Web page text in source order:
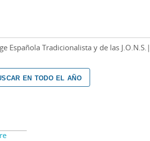
Española Tradicionalista y de las J.O.N.S.
en todo el año